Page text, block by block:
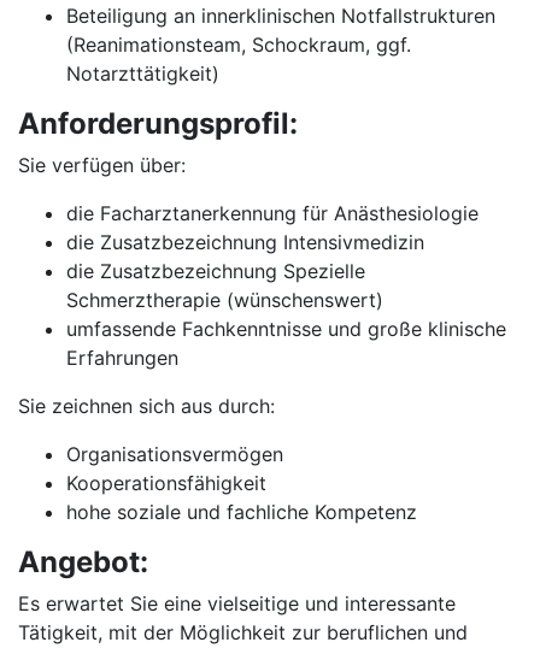
Beteiligung an innerklinischen Notfallstrukturen
(Reanimationsteam, Schockraum, ggf.
Notarzttätigkeit)
Anforderungsprofil:
Sie verfügen über:
die Facharztanerkennung für Anästhesiologie
die Zusatzbezeichnung Intensivmedizin
die Zusatzbezeichnung Spezielle
Schmerztherapie (wünschenswert)
umfassende Fachkenntnisse und große klinische
Erfahrungen
Sie zeichnen sich aus durch:
Organisationsvermögen
Kooperationsfähigkeit
hohe soziale und fachliche Kompetenz
Angebot:
Es erwartet Sie eine vielseitige und interessante
Tätigkeit, mit der Möglichkeit zur beruflichen und